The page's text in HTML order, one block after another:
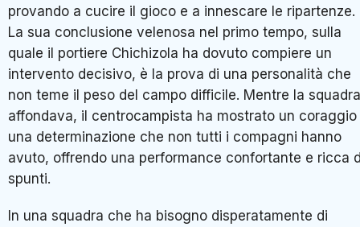
provando a cucire il gioco e a innescare le ripartenze.
La sua conclusione velenosa nel primo tempo, sulla
quale il portiere Chichizola ha dovuto compiere un
intervento decisivo, è la prova di una personalità che
non teme il peso del campo difficile. Mentre la squadra
affondava, il centrocampista ha mostrato un coraggio
una determinazione che non tutti i compagni hanno
avuto, offrendo una performance confortante e ricca
spunti.
In una squadra che ha bisogno disperatamente di